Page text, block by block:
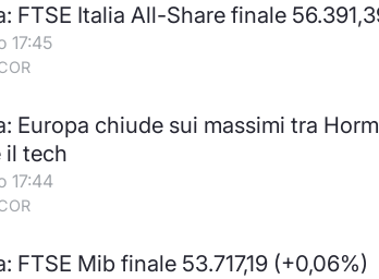
FTSE Italia All-Share finale
17:45
Europa chiude sui massimi tra
il tech
17:44
FTSE Mib finale 53.717,19 (+0,06%)